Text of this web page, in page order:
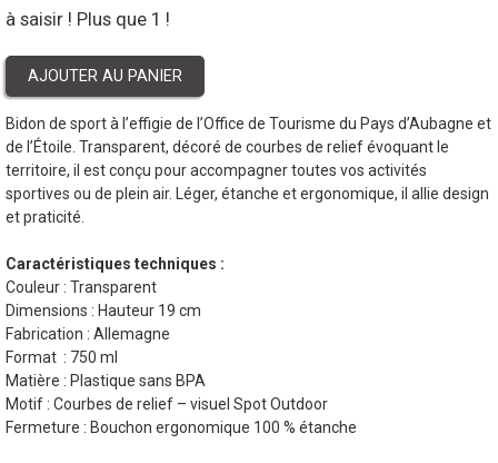
à saisir ! Plus que 1 !
Bidon de sport à l’effigie de l’Office de Tourisme du Pays d’Aubagne et
de l’Étoile. Transparent, décoré de courbes de relief évoquant le
territoire, il est conçu pour accompagner toutes vos activités
sportives ou de plein air. Léger, étanche et ergonomique, il allie design
et praticité.
Caractéristiques techniques :
Couleur : Transparent
Dimensions : Hauteur 19 cm
Fabrication : Allemagne
Format : 750 ml
Matière : Plastique sans BPA
Motif : Courbes de relief – visuel Spot Outdoor
Fermeture : Bouchon ergonomique 100 % étanche